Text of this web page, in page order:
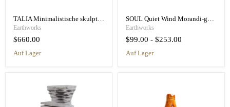
Earthworks
$660.00
auf Lager
Earthworks
$99.00 - $253.00
auf Lager